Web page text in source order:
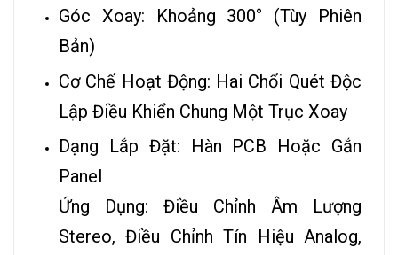
Góc Xoay: Khoảng 300° (Tùy Phiên
Bản)
Cơ Chế Hoạt Động: Hai Chổi Quét Độc
Lập Điều Khiển Chung Một Trục Xoay
Dạng Lắp Đặt: Hàn PCB Hoặc Gắn
Panel
Ứng Dụng: Điều Chỉnh Âm Lượng
Stereo, Điều Chỉnh Tín Hiệu Analog,